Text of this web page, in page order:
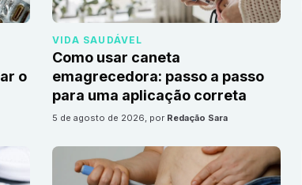
o
VIDA SAUDÁVEL
Como usar caneta
emagrecedora: passo a passo
para uma aplicação correta
5 de agosto de 2026, por Redação Sara